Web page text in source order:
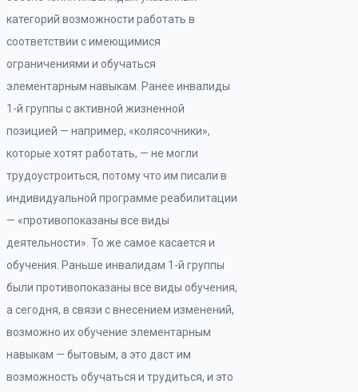
категорий возможности работать в
соответствии с имеющимися
ограничениями и обучаться
элементарным навыкам. Ранее инвалиды
1-й группы с активной жизненной
позицией — например, «колясочники»,
которые хотят работать, — не могли
трудоустроиться, потому что им писали в
индивидуальной программе реабилитации
— «противопоказаны все виды
деятельности». То же самое касается и
обучения. Раньше инвалидам 1-й группы
были противопоказаны все виды обучения,
а сегодня, в связи с внесением изменений,
возможно их обучение элементарным
навыкам — бытовым, а это даст им
возможность обучаться и трудиться, и это